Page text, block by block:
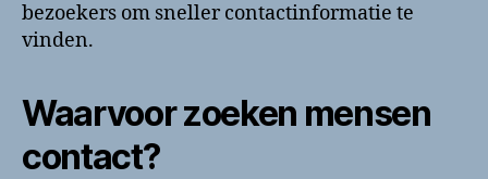
bezoekers om sneller contactinformatie te
vinden.
Waarvoor zoeken mensen
contact?